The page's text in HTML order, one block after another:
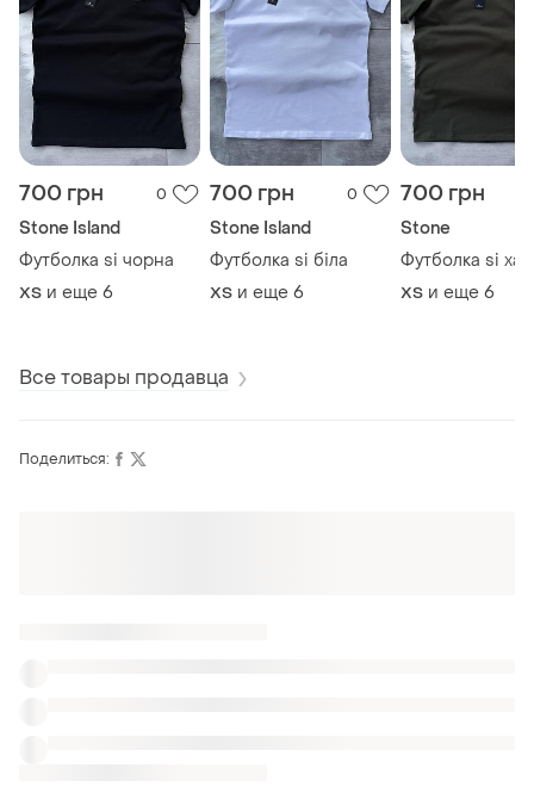
700 грн 0
Stone Island
Футболка si чорна
XS и еще 6
700 грн 0
Stone Island
Футболка si біла
XS и еще 6
700 грн
Stone
Футболка si хакі
XS и еще 6
Все товары продавца
Поделиться: